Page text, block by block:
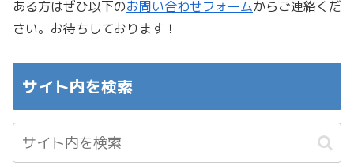
ある方はぜひ以下のお問い合わせフォームからご連絡くだ
さい。お待ちしております！
サイト内を検索